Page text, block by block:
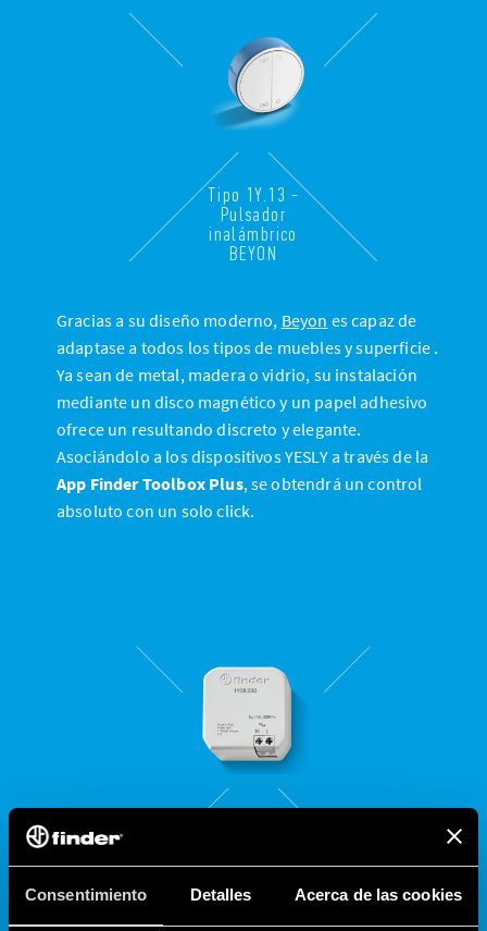
Consentimiento Detalles Acerca de las cookies
Tipo 1Y.13 -
Pulsador
inalámbrico
BEYON
Gracias a su diseño moderno, Beyon es capaz de
adaptase a todos los tipos de muebles y superficie .
Ya sean de metal, madera o vidrio, su instalación
mediante un disco magnético y un papel adhesivo
ofrece un resultando discreto y elegante.
Asociándolo a los dispositivos YESLY a través de la
App Finder Toolbox Plus, se obtendrá un control
absoluto con un solo click.
YESLY